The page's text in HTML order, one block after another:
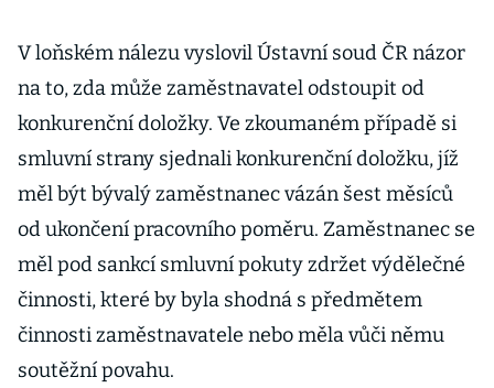
V loňském nálezu vyslovil Ústavní soud ČR názor
na to, zda může zaměstnavatel odstoupit od
konkurenční doložky. Ve zkoumaném případě si
smluvní strany sjednali konkurenční doložku, jíž
měl být bývalý zaměstnanec vázán šest měsíců
od ukončení pracovního poměru. Zaměstnanec se
měl pod sankcí smluvní pokuty zdržet výdělečné
činnosti, které by byla shodná s předmětem
činnosti zaměstnavatele nebo měla vůči němu
soutěžní povahu.